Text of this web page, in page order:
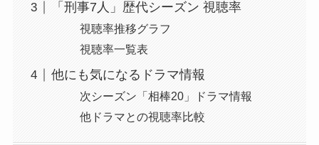
「刑事7人」歴代シーズン 視聴率
視聴率推移グラフ
視聴率一覧表
他にも気になるドラマ情報
次シーズン「相棒20」ドラマ情報
他ドラマとの視聴率比較